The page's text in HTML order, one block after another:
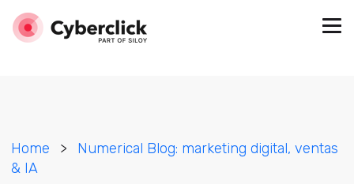
Home >
Numerical Blog: marketing digital, ventas
& IA